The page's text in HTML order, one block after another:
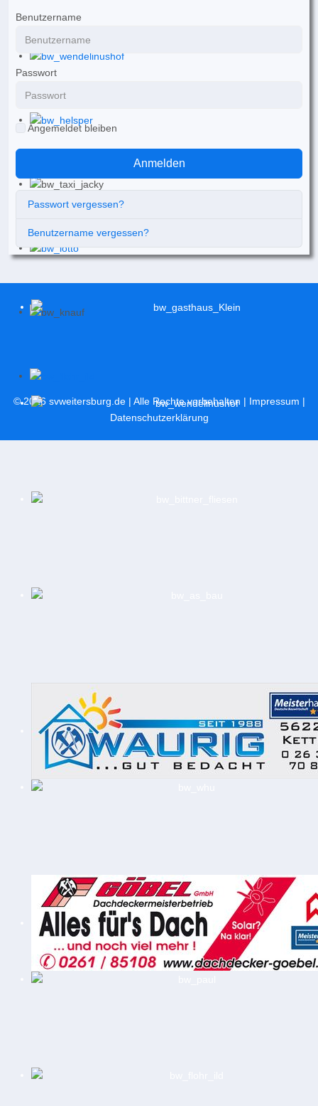
Benutzername
Passwort
Angemeldet bleiben
Anmelden
Passwort vergessen?
Benutzername vergessen?
© 2026 svweitersburg.de| Alle Rechte vorbehalten | Impressum |
Datenschutzerklärung